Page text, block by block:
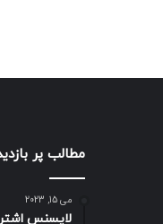
مطالب پر
می 15, 2023
لایسنس